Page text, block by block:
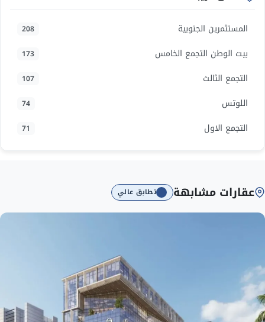
المستثمرين الجنوبية 208
بيت الوطن التجمع الخامس 173
التجمع الثالث 107
اللوتس 74
التجمع الاول 71
عقارات مشابهة تطابق عالي